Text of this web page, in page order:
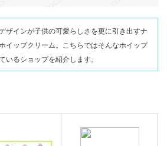
ザインが子供の可愛らしさを更に引き出すナ
イップクリーム。こちらではそんなホイップ
いるショップを紹介します。